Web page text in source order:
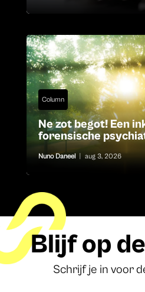
Column
Ne zot begot! Een
forensische
Nuno Daneel aug 3, 2026
Blijf op
Schrijf je in voor